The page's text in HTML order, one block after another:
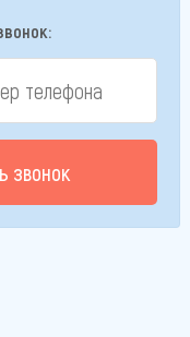
звонок